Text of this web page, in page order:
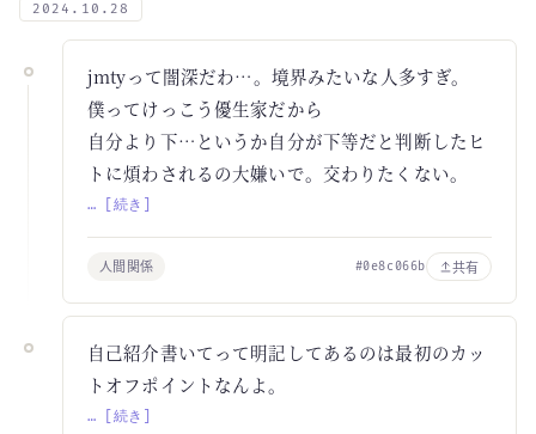
2024.10.28
jmtyって闇深だわ…。境界みたいな人多すぎ。
僕ってけっこう優生家だから
自分より下…というか自分が下等だと判断したヒ
トに煩わされるの大嫌いで。交わりたくない。
… [続き]
人間関係 #0e8c066b 共有
自己紹介書いてって明記してあるのは最初のカッ
トオフポイントなんよ。
… [続き]